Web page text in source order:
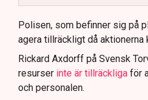
Polisen använder drönare
för att dokumentera bevis.
Samtidigt är polisarbetet
att navigera juridiska
Polisen, som befinner sig på
agera tillräckligt då aktionerna
Rickard Axdorff på Svensk
resurser inte är tillräckliga för
och personalen.